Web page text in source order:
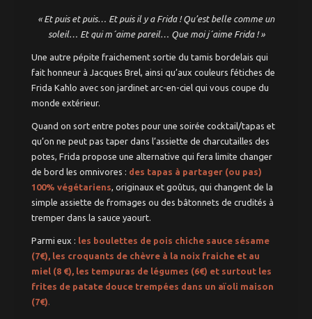
« Et puis et puis… Et puis il y a Frida ! Qu’est belle comme un
soleil… Et qui m´aime pareil… Que moi j´aime Frida ! »
Une autre pépite fraichement sortie du tamis bordelais qui
fait honneur à Jacques Brel, ainsi qu’aux couleurs fétiches de
Frida Kahlo avec son jardinet arc-en-ciel qui vous coupe du
monde extérieur.
Quand on sort entre potes pour une soirée cocktail/tapas et
qu’on ne peut pas taper dans l’assiette de charcutailles des
potes, Frida propose une alternative qui fera limite changer
de bord les omnivores : des tapas à partager (ou pas)
100% végétariens, originaux et goûtus, qui changent de la
simple assiette de fromages ou des bâtonnets de crudités à
tremper dans la sauce yaourt.
Parmi eux : les boulettes de pois chiche sauce sésame
(7€), les croquants de chèvre à la noix fraiche et au
miel (8 €), les tempuras de légumes (6€) et surtout les
frites de patate douce trempées dans un aïoli maison
(7€).